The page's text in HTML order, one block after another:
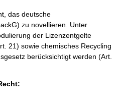
das deutsche
zu novellieren. Unter
der Lizenzentgelte
21) sowie chemisches Recycling
berücksichtigt werden (Art.